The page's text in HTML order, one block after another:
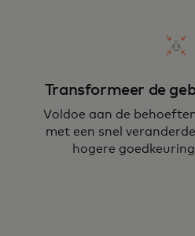
Transformeer de
Voldoe aan de
met een snel
hogere